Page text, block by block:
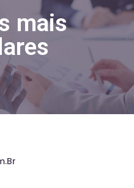
mais